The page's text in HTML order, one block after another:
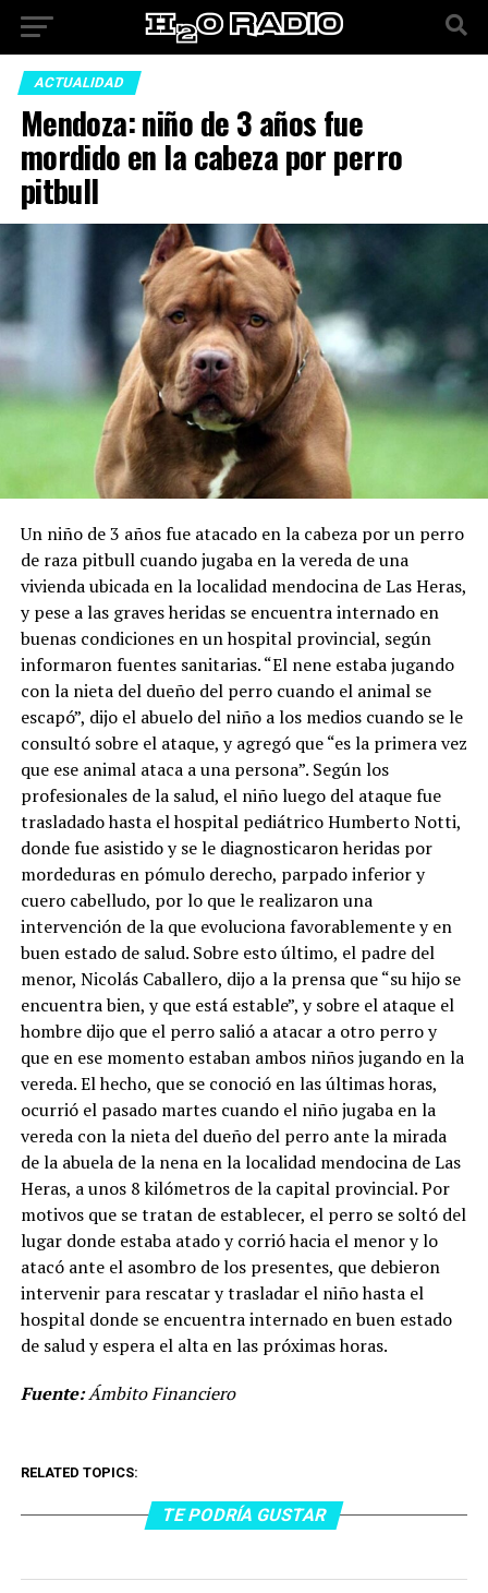
ACTUALIDAD
Mendoza: niño de 3 años fue
mordido en la cabeza por perro
pitbull
Un niño de 3 años fue atacado en la cabeza por un perro
de raza pitbull cuando jugaba en la vereda de una
vivienda ubicada en la localidad mendocina de Las Heras,
y pese a las graves heridas se encuentra internado en
buenas condiciones en un hospital provincial, según
informaron fuentes sanitarias. “El nene estaba jugando
con la nieta del dueño del perro cuando el animal se
escapó”, dijo el abuelo del niño a los medios cuando se le
consultó sobre el ataque, y agregó que “es la primera vez
que ese animal ataca a una persona”. Según los
profesionales de la salud, el niño luego del ataque fue
trasladado hasta el hospital pediátrico Humberto Notti,
donde fue asistido y se le diagnosticaron heridas por
mordeduras en pómulo derecho, parpado inferior y
cuero cabelludo, por lo que le realizaron una
intervención de la que evoluciona favorablemente y en
buen estado de salud. Sobre esto último, el padre del
menor, Nicolás Caballero, dijo a la prensa que “su hijo se
encuentra bien, y que está estable”, y sobre el ataque el
hombre dijo que el perro salió a atacar a otro perro y
que en ese momento estaban ambos niños jugando en la
vereda. El hecho, que se conoció en las últimas horas,
ocurrió el pasado martes cuando el niño jugaba en la
vereda con la nieta del dueño del perro ante la mirada
de la abuela de la nena en la localidad mendocina de Las
Heras, a unos 8 kilómetros de la capital provincial. Por
motivos que se tratan de establecer, el perro se soltó del
lugar donde estaba atado y corrió hacia el menor y lo
atacó ante el asombro de los presentes, que debieron
intervenir para rescatar y trasladar el niño hasta el
hospital donde se encuentra internado en buen estado
de salud y espera el alta en las próximas horas.
Fuente:Ámbito Financiero
RELATED TOPICS:
TE PODRÍA GUSTAR